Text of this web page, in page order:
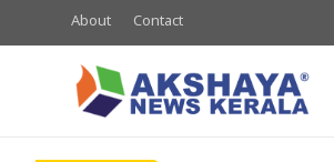
About Contact